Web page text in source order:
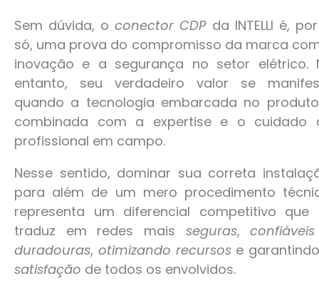
Sem dúvida, oconector CDPda INTELLI é,
só, uma prova do compromisso da marca
inovação e a segurança no setor elétrico.
entanto, seu verdadeiro valor se
quando a tecnologia embarcada no
combinada com a expertise e o cuidado
profissional em campo.
Nesse sentido, dominar sua correta
para além de um mero procedimento
representa um diferencial competitivo que
traduz em redes mais seguras,
duradouras, otimizando recursose
satisfação de todos os envolvidos.